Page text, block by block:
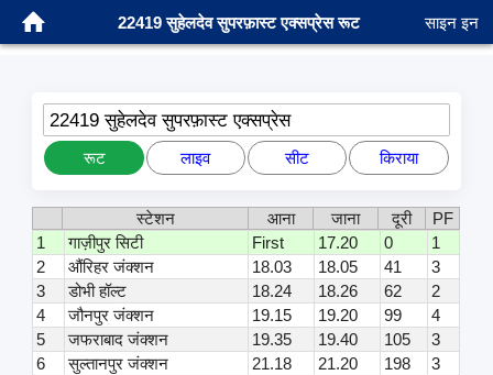
22419 सुहेलदेव सुपरफ़ास्ट एक्सप्रेस रूट साइन इन
22419 सुहेलदेव सुपरफ़ास्ट एक्सप्रेस
रूट लाइव सीट किराया
स्टेशन आना जाना दूरी
PF
1
गाज़ीपुर सिटी First 17.20 0
1
2
औंरिहर जंक्शन 18.03 18.05 41
3
3
डोभी हॉल्ट 18.24 18.26 62
2
4
जौनपुर जंक्शन 19.15 19.20 99
4
5
जफराबाद जंक्शन 19.35 19.40 105
3
6
सुल्तानपुर जंक्शन 21.18 21.20 198
3